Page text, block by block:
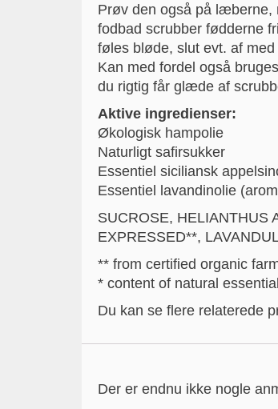
Prøv den også på læberne,
fodbad scrubber fødderne
føles bløde, slut evt. af
Kan med fordel også
du rigtig får glæde af
Aktive ingredienser:
Økologisk hampolie
Naturligt safirsukker
Essentiel siciliansk
Essentiel lavandinolie
SUCROSE, HELIANTHUS
EXPRESSED**,
** from certified organic
* content of natural
Du kan se flere relaterede
Der er endnu ikke nogle